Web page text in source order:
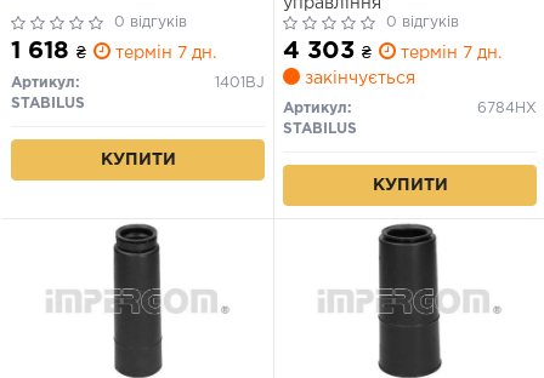
0 відгуків
1 618 ₴ термін 7 дн.
Артикул:
1401BJ
STABILUS
КУПИТИ
управління
0 відгуків
4 303 ₴
термін 7 дн.
закінчується
Артикул:
6784HX
STABILUS
КУПИТИ